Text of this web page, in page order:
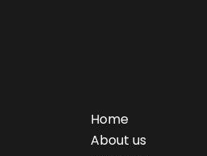
Home
About us